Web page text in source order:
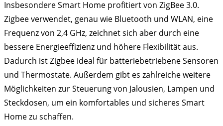
Insbesondere Smart Home profitiert von ZigBee 3.0.
Zigbee verwendet, genau wie Bluetooth und WLAN, eine
Frequenz von 2,4 GHz, zeichnet sich aber durch eine
bessere Energieeffizienz und höhere Flexibilität aus.
Dadurch ist Zigbee ideal für batteriebetriebene Sensoren
und Thermostate. Außerdem gibt es zahlreiche weitere
Möglichkeiten zur Steuerung von Jalousien, Lampen und
Steckdosen, um ein komfortables und sicheres Smart
Home zu schaffen.